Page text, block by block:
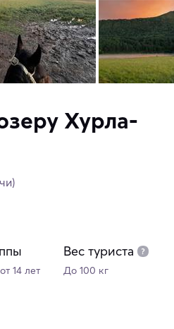
Хурла-
14 лет
Вес туриста
До 100 кг